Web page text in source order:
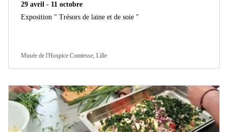
29 avril - 11 octobre
Exposition " Trésors de laine et de soie "
Musée de l'Hospice Comtesse, Lille